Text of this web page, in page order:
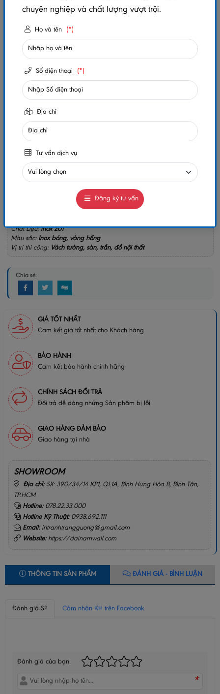
Số lần xem: 192
Chat Zalo
0984032156 0984032156
GIAO HÀNG COD TOÀN QUỐC
Chất Liệu:inox 201
Màu sắc: Inox bóng, vàng hồng
Vị trí thi công: Vách tường, sàn, trần, đồ nội thất
Chia sẻ:
GIÁ TỐT NHẤT
Cam kết giá tốt nhất cho Khách hàng
BẢO HÀNH
Cam kết bảo hành chính hãng
CHÍNH SÁCH ĐỔI TRẢ
Đổi trả dễ dàng những Sản phẩm bị lỗi
GIAO HÀNG ĐẢM BẢO
Giao hàng tại nhà
SHOWROOM
Địa chỉ: SX: 390/34/14 KP1, QL1A, Bình Hưng Hòa B, Bình Tân,
TP.HCM
Hotline: 078.22.33.000
Hotline Kỹ Thuật: 0938.692.111
Email: intranhtrangguong@gmail.com
Website:https://dainamwall.com
THÔNG TIN SẢN PHẨM ĐÁNH GIÁ - BÌNH LUẬN
Đánh giá SP Cảm nhận KH trên Facebook
Đánh giá của bạn:
*
chuyên nghiệp và chất lượng vượt trội.
Họ và tên (*)
Số điện thoại (*)
Địa chỉ
Tư vấn dịch vụ
Đăng ký tư vấn